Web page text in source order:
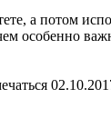
а потом
особенно